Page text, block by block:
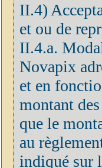
II.4)
et ou de
II.4.a.
Novapix
et en
montant
que le
au
indiqué sur